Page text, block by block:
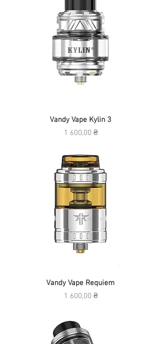
Vandy Vape Kylin 3
Ціна
1 600,00 ₴
Vandy Vape Requiem
Ціна
1 600,00 ₴